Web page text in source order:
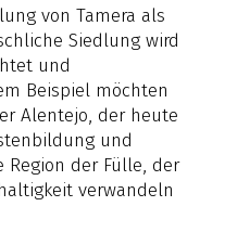
von Tamera als
Siedlung wird
und
Beispiel möchten
Alentejo, der heute
und
der Fülle, der
verwandeln